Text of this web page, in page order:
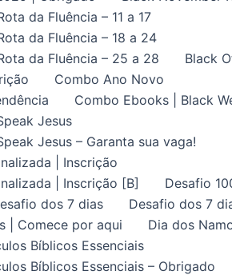
da Fluência – 11 a 17
da Fluência – 18 a 24
da Fluência – 25 a 28
Black
Combo Ano Novo
Combo Ebooks | Black
Jesus
Jesus – Garanta sua vaga!
| Inscrição
| Inscrição [B]
Desafio
dos 7 dias
Desafio dos 7
| Comece por aqui
Dia dos
Bíblicos Essenciais
Bíblicos Essenciais – Obrigado